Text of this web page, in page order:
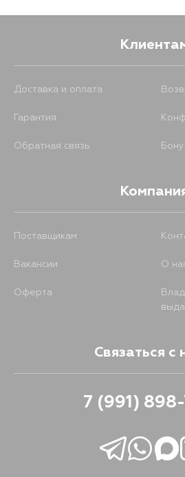
Доставка и оплата
Гарантия
Обратная связь
Поставщикам
Вакансии О
Оферта
Связаться с
7 (991) 898-